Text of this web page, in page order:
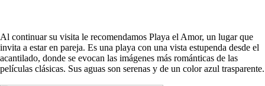
Al continuar su visita le recomendamos Playa el Amor, un lugar que
invita a estar en pareja. Es una playa con una vista estupenda desde el
acantilado, donde se evocan las imágenes más románticas de las
películas clásicas. Sus aguas son serenas y de un color azul trasparente.